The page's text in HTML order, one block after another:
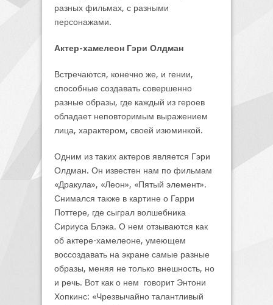
разных фильмах, с разными
персонажами.
Актер-хамелеон Гэри Олдман
Встречаются, конечно же, и гении,
способные создавать совершенно
разные образы, где каждый из героев
обладает неповторимым выражением
лица, характером, своей изюминкой.
Одним из таких актеров является Гэри
Олдман. Он известен нам по фильмам
«Дракула», «Леон», «Пятый элемент».
Снимался также в картине о Гарри
Поттере, где сыграл волшебника
Сириуса Блэка. О нем отзываются как
об актере-хамелеоне, умеющем
воссоздавать на экране самые разные
образы, меняя не только внешность, но
и речь. Вот как о нем говорит Энтони
Хопкинс: «Чрезвычайно талантливый